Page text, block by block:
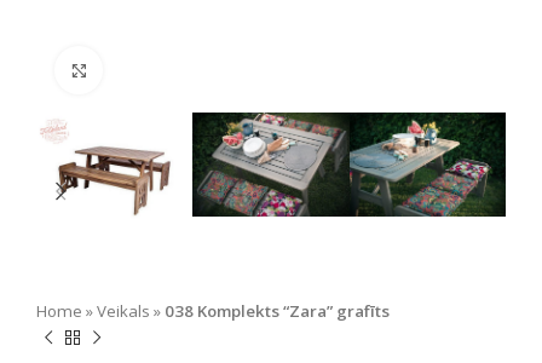
Home »Veikals » 038 Komplekts “Zara” grafīts